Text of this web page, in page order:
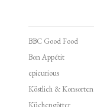
BBC Good Food
Bon Appétit
epicurious
Köstlich & Konsorten